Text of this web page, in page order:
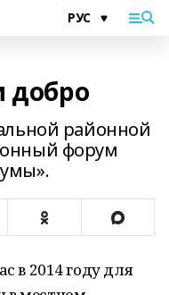
добро
районной
форум
в 2014 году для